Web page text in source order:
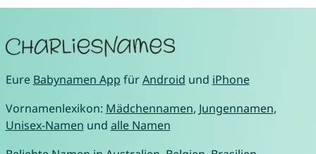
Eure Babynamen App fürAndroid und iPhone
Vornamenlexikon: Mädchennamen, Jungennamen,
Unisex-Namen und alle Namen